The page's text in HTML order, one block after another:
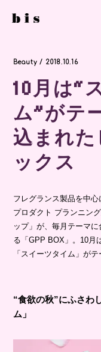
Beauty / 2018.10.16
10月は“
ム”がテ
込まれ
ックス
フレグランス製品を中
プロダクト プランニン
ップ」が、毎月テーマ
る「GPP BOX」。10月
「スイーツタイム」が
“食欲の秋”にふさわ
ム」